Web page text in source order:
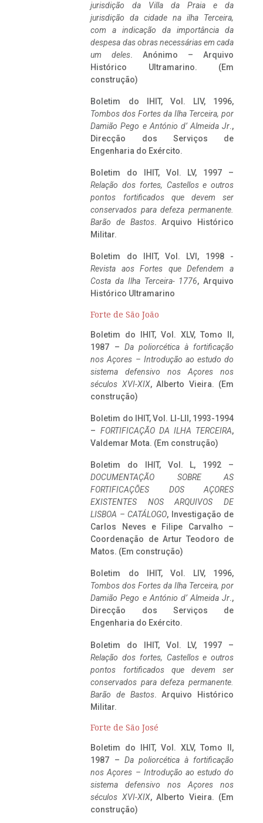
jurisdição da Villa da Praia e da
jurisdição da cidade na ilha Terceira,
com a indicação da importância da
despesa das obras necessárias em cada
um deles. Anónimo – Arquivo
Histórico Ultramarino. (Em
construção)
Boletim do IHIT, Vol. LIV, 1996,
Tombos dos Fortes da Ilha Terceira, por
Damião Pego e António d’ Almeida Jr.,
Direcção dos Serviços de
Engenharia do Exército.
Boletim do IHIT, Vol. LV, 1997 –
Relação dos fortes, Castellos e outros
pontos fortificados que devem ser
conservados para defeza permanente.
Barão de Bastos. Arquivo Histórico
Militar.
Boletim do IHIT, Vol. LVI, 1998 -
Revista aos Fortes que Defendem a
Costa da Ilha Terceira- 1776, Arquivo
Histórico Ultramarino
Forte de São João
Boletim do IHIT, Vol. XLV, Tomo II,
1987 – Da poliorcética à fortificação
nos Açores – Introdução ao estudo do
sistema defensivo nos Açores nos
séculos XVI-XIX, Alberto Vieira. (Em
construção)
Boletim do IHIT, Vol. LI-LII, 1993-1994
– FORTIFICAÇÃO DA ILHA TERCEIRA,
Valdemar Mota. (Em construção)
Boletim do IHIT, Vol. L, 1992 –
DOCUMENTAÇÃO SOBRE AS
FORTIFICAÇÕES DOS AÇORES
EXISTENTES NOS ARQUIVOS DE
LISBOA – CATÁLOGO, Investigação de
Carlos Neves e Filipe Carvalho –
Coordenação de Artur Teodoro de
Matos. (Em construção)
Boletim do IHIT, Vol. LIV, 1996,
Tombos dos Fortes da Ilha Terceira, por
Damião Pego e António d’ Almeida Jr.,
Direcção dos Serviços de
Engenharia do Exército.
Boletim do IHIT, Vol. LV, 1997 –
Relação dos fortes, Castellos e outros
pontos fortificados que devem ser
conservados para defeza permanente.
Barão de Bastos. Arquivo Histórico
Militar.
Forte de São José
Boletim do IHIT, Vol. XLV, Tomo II,
1987 – Da poliorcética à fortificação
nos Açores – Introdução ao estudo do
sistema defensivo nos Açores nos
séculos XVI-XIX, Alberto Vieira. (Em
construção)